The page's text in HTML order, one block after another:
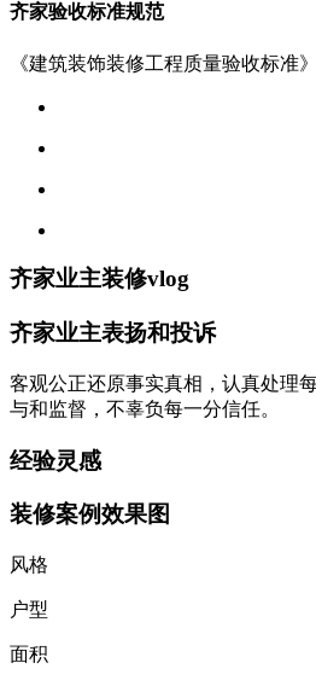
齐家验收标准规范
《建筑装饰装修工程质量验收标准
齐家业主装修vlog
齐家业主表扬和投诉
客观公正还原事实真相，认真处理
与和监督，不辜负每一分信任。
经验灵感
装修案例效果图
风格
户型
面积